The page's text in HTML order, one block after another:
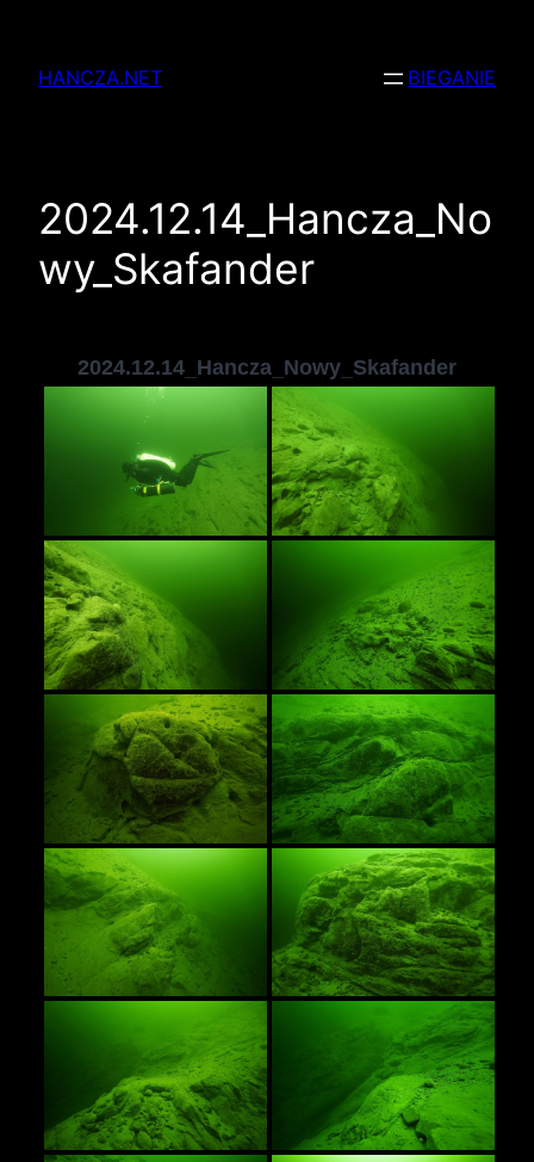
treściHANCZA.NET BIEGANIE
2024.12.14_Hancza_No
wy_Skafander
2024.12.14_Hancza_Nowy_Skafander